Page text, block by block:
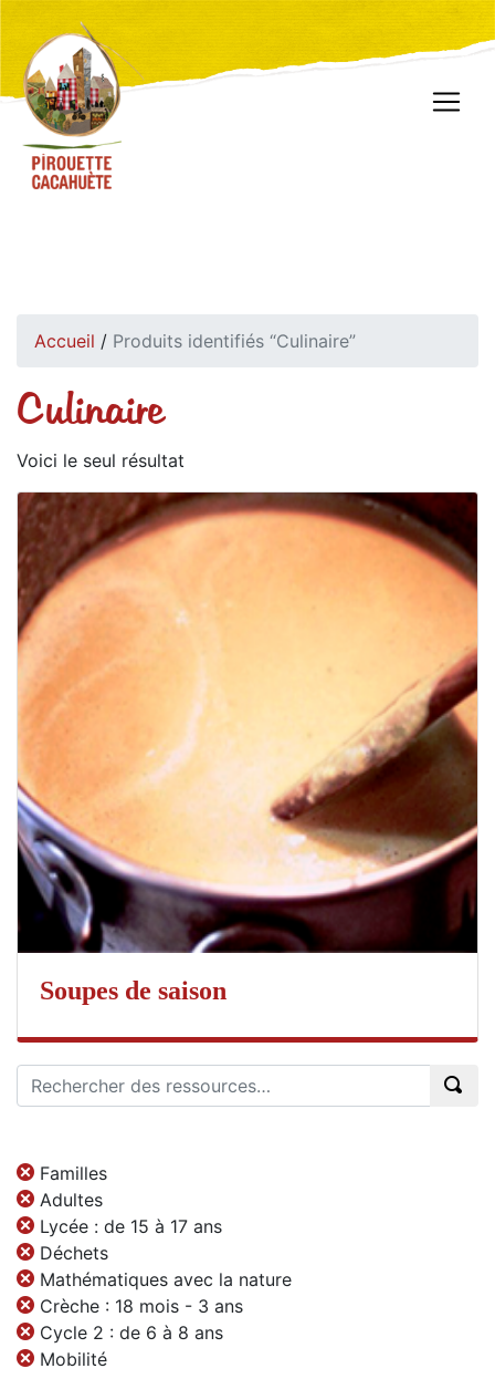
Accueil / Produits identifiés “Culinaire”
Culinaire
Voici le seul résultat
Soupes de saison
Familles
Adultes
Lycée : de 15 à 17 ans
Déchets
Mathématiques avec la nature
Crèche : 18 mois - 3 ans
Cycle 2 : de 6 à 8 ans
Mobilité